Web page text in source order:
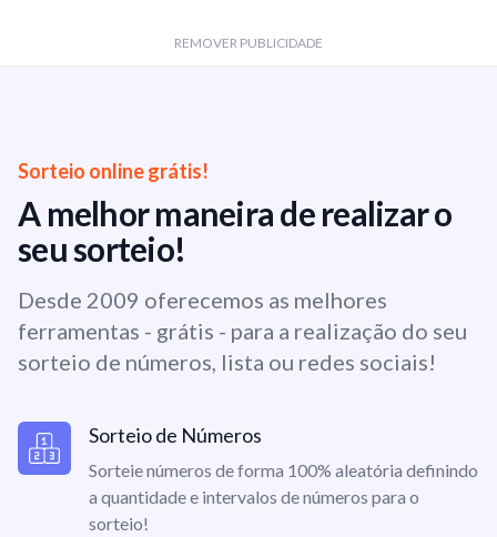
REMOVER PUBLICIDADE
Sorteio online grátis!
A melhor maneira de realizar o
seu sorteio!
Desde 2009 oferecemos as melhores
ferramentas - grátis - para a realização do seu
sorteio de números, lista ou redes sociais!
Sorteio de Números
Sorteie números de forma 100% aleatória definindo
a quantidade e intervalos de números para o
sorteio!